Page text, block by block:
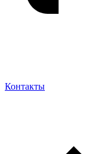
Контакты